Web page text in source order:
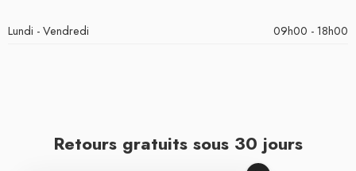
Lundi - Vendredi 09h00 - 18h00
Retours gratuits sous 30 jours